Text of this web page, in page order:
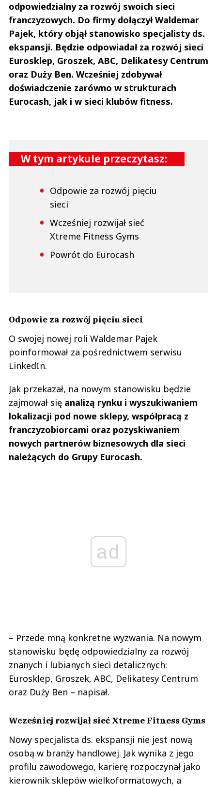
odpowiedzialny za rozwój swoich sieci
franczyzowych. Do firmy dołączył Waldemar
Pajek, który objął stanowisko specjalisty ds.
ekspansji. Będzie odpowiadał za rozwój sieci
Eurosklep, Groszek, ABC, Delikatesy Centrum
oraz Duży Ben. Wcześniej zdobywał
doświadczenie zarówno w strukturach
Eurocash, jak i w sieci klubów fitness.
W tym artykule przeczytasz:
Odpowie za rozwój pięciu
sieci
Wcześniej rozwijał sieć
Xtreme Fitness Gyms
Powrót do Eurocash
Odpowie za rozwój pięciu sieci
O swojej nowej roli Waldemar Pajek
poinformował za pośrednictwem serwisu
LinkedIn.
Jak przekazał, na nowym stanowisku będzie
zajmował się analizą rynku i wyszukiwaniem
lokalizacji pod nowe sklepy, współpracą z
franczyzobiorcami oraz pozyskiwaniem
nowych partnerów biznesowych dla sieci
należących do Grupy Eurocash.
ad
– Przede mną konkretne wyzwania. Na nowym
stanowisku będę odpowiedzialny za rozwój
znanych i lubianych sieci detalicznych:
Eurosklep, Groszek, ABC, Delikatesy Centrum
oraz Duży Ben – napisał.
Wcześniej rozwijał sieć Xtreme Fitness Gyms
Nowy specjalista ds. ekspansji nie jest nową
osobą w branży handlowej. Jak wynika z jego
profilu zawodowego, karierę rozpoczynał jako
kierownik sklepów wielkoformatowych, a